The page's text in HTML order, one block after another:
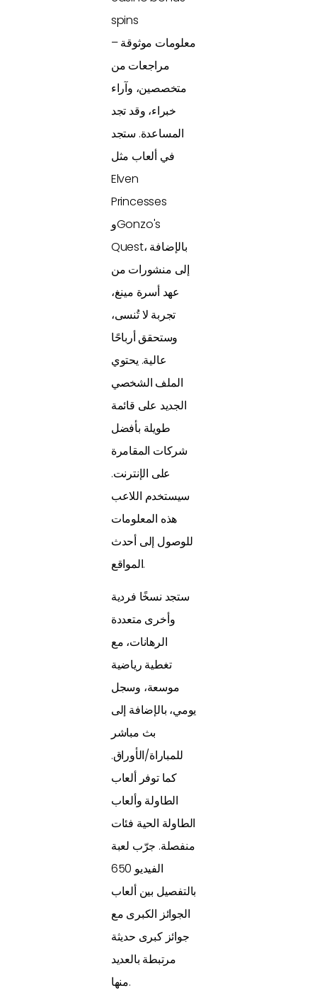
معلومات موثوقة –
مراجعات من
متخصصين، وآراء
خبراء، وقد تجد
المساعدة. ستجد
في ألعاب مثل
Elven
Princesses
وGonzo's
Quest، بالإضافة
إلى منشورات من
عهد أسرة مينغ،
تجربة لا تُنسى،
وستحقق أرباحًا
عالية. يحتوي
الملف الشخصي
الجديد على قائمة
طويلة بأفضل
شركات المقامرة
على الإنترنت.
سيستخدم اللاعب
هذه المعلومات
للوصول إلى أحدث
المواقع.
ستجد نسخًا فردية
وأخرى متعددة
الرهانات، مع
تغطية رياضية
موسعة، وسجل
يومي، بالإضافة إلى
بث مباشر
للمباراة/الأوراق.
كما توفر ألعاب
الطاولة وألعاب
الطاولة الحية فئات
منفصلة. جرّب لعبة
الفيديو 650
بالتفصيل بين ألعاب
الجوائز الكبرى مع
جوائز كبرى حديثة
مرتبطة بالعديد
منها.